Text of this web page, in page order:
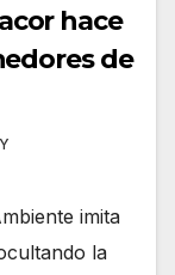
hace
de
imita
la